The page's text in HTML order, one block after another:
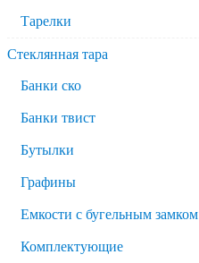
Тарелки
Стеклянная тара
Банки ско
Банки твист
Бутылки
Графины
Емкости с бугельным замком
Комплектующие